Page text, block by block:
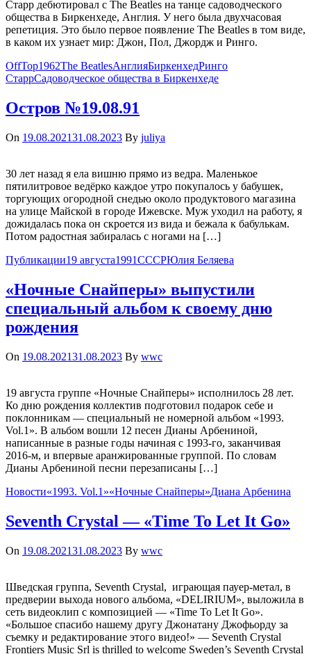
Старр дебютировал с The Beatles на танце садоводческого
общества в Биркенхеде, Англия. У него была двухчасовая
репетиция. Это было первое появление The Beatles в том виде,
в каком их узнает мир: Джон, Пол, Джордж и Ринго.
OffTop1962The BeatlesАнглияБиркенхедРинго
СтаррСадоводческое общества в Биркенхеде
Остров №19.08.91
On 19.08.202131.08.2023 By juliya
30 лет назад я ела вишню прямо из ведра. Маленькое
пятилитровое ведёрко каждое утро покупалось у бабушек,
торгующих огородной снедью около продуктового магазина
на улице Майской в городе Ижевске. Муж уходил на работу, я
дожидалась пока он скроется из вида и бежала к бабулькам.
Потом радостная забиралась с ногами на […]
Публикации19 августа1991СССРЮлия Беляева
«Ночные Снайперы» выпустили
специальный альбом к своему дню
рождения
On 19.08.202131.08.2023 By wwc
19 августа группе «Ночные Снайперы» исполнилось 28 лет.
Ко дню рождения коллектив подготовил подарок себе и
поклонникам — специальный не номерной альбом «1993.
Vol.1». В альбом вошли 12 песен Дианы Арбениной,
написанные в разные годы начиная с 1993-го, заканчивая
2016-м, и впервые аранжированные группой. По словам
Дианы Арбениной песни перезаписаны […]
Новости«1993. Vol.1»«Ночные Снайперы»Диана Арбенина
Seventh Crystal — «Time To Let It Go»
On 19.08.202131.08.2023 By wwc
Шведская группа, Seventh Crystal, играющая пауер-метал, в
предверии выхода нового альбома, «DELIRIUM», выложила в
сеть видеоклип с композицией — «Time To Let It Go».
«Большое спасибо нашему другу Джонатану Джофьорду за
съемку и редактирование этого видео!» — Seventh Crystal
Frontiers Music Srl is thrilled to welcome Sweden’s Seventh Crystal